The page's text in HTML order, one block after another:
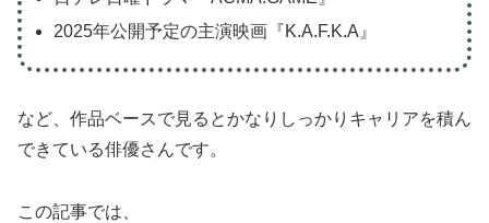
2025年公開予定の主演映画『K.A.F.K.A』
など、作品ベースで見るとかなりしっかりキャリアを積ん
できている俳優さんです。
この記事では、